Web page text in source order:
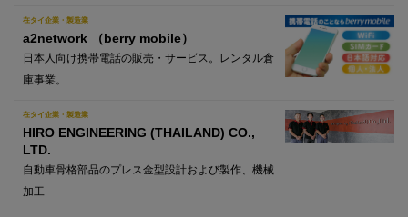
在タイ企業・製造業
a2network （berry mobile）
日本人向け携帯電話の販売・サービス。レンタル倉
庫事業。
在タイ企業・製造業
HIRO ENGINEERING (THAILAND) CO.,
LTD.
自動車骨格部品のプレス金型設計および製作、機械
加工